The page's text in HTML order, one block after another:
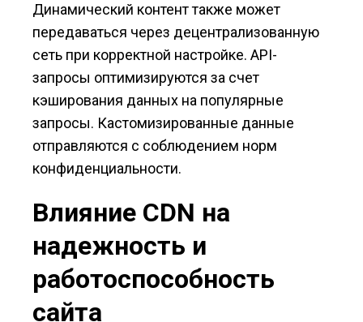
Динамический контент также может
передаваться через децентрализованную
сеть при корректной настройке. API-
запросы оптимизируются за счет
кэширования данных на популярные
запросы. Кастомизированные данные
отправляются с соблюдением норм
конфиденциальности.
Влияние CDN на
надежность и
работоспособность
сайта